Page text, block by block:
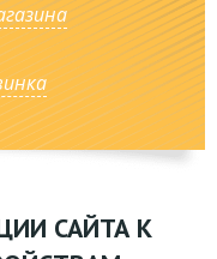
САЙТА К